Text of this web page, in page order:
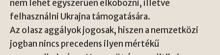
nem lehet egyszerűen elkobozni, illetve
felhasználni Ukrajna támogatására.
Az olasz aggályok jogosak, hiszen a nemzetközi
jogban nincs precedens ilyen mértékű